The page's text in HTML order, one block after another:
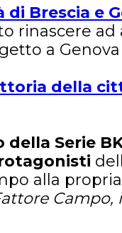
di Brescia e
rinascere ad
a Genova
della
Serie
alla